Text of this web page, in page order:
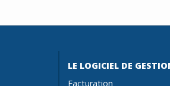
LE LOGICIEL DE
Facturation